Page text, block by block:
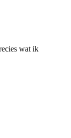
wat ik